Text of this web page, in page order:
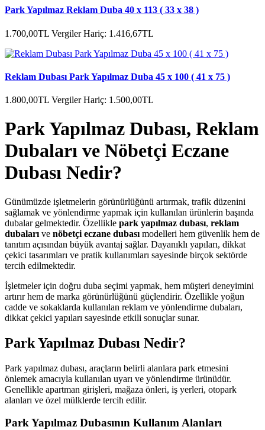
Park Yapılmaz Reklam Duba 40 x 113 ( 33 x 38 )
1.700,00TL Vergiler Hariç: 1.416,67TL
Reklam Dubası Park Yapılmaz Duba 45 x 100 ( 41 x 75 )
1.800,00TL Vergiler Hariç: 1.500,00TL
Park Yapılmaz Dubası, Reklam
Dubaları ve Nöbetçi Eczane
Dubası Nedir?
Günümüzde işletmelerin görünürlüğünü artırmak, trafik düzenini
sağlamak ve yönlendirme yapmak için kullanılan ürünlerin başında
dubalar gelmektedir. Özellikle park yapılmaz dubası, reklam
dubaları ve nöbetçi eczane dubası modelleri hem güvenlik hem de
tanıtım açısından büyük avantaj sağlar. Dayanıklı yapıları, dikkat
çekici tasarımları ve pratik kullanımları sayesinde birçok sektörde
tercih edilmektedir.
İşletmeler için doğru duba seçimi yapmak, hem müşteri deneyimini
artırır hem de marka görünürlüğünü güçlendirir. Özellikle yoğun
cadde ve sokaklarda kullanılan reklam ve yönlendirme dubaları,
dikkat çekici yapıları sayesinde etkili sonuçlar sunar.
Park Yapılmaz Dubası Nedir?
Park yapılmaz dubası, araçların belirli alanlara park etmesini
önlemek amacıyla kullanılan uyarı ve yönlendirme ürünüdür.
Genellikle apartman girişleri, mağaza önleri, iş yerleri, otopark
alanları ve özel mülklerde tercih edilir.
Park Yapılmaz Dubasının Kullanım Alanları